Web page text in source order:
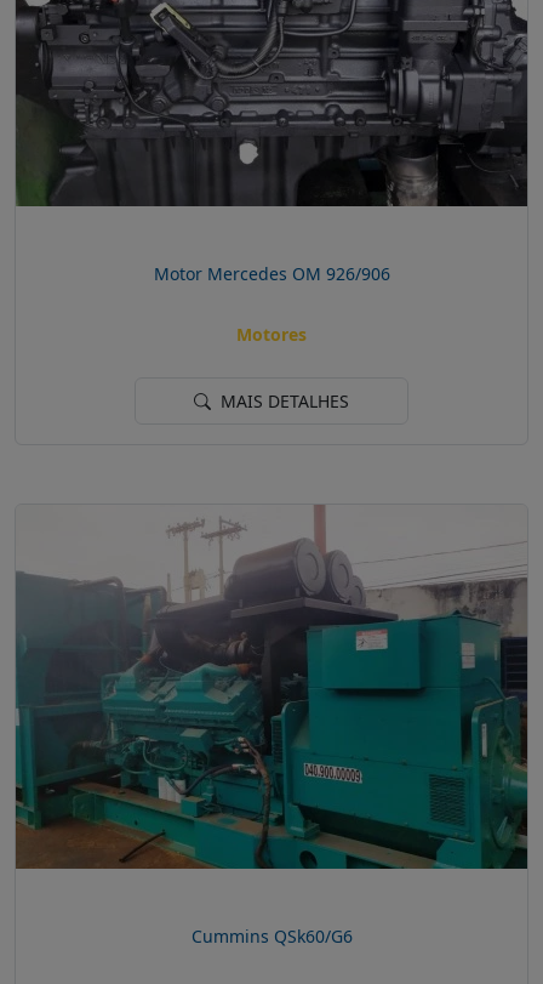
Motor Mercedes OM 926/906
Motores
MAIS DETALHES
Cummins QSk60/G6